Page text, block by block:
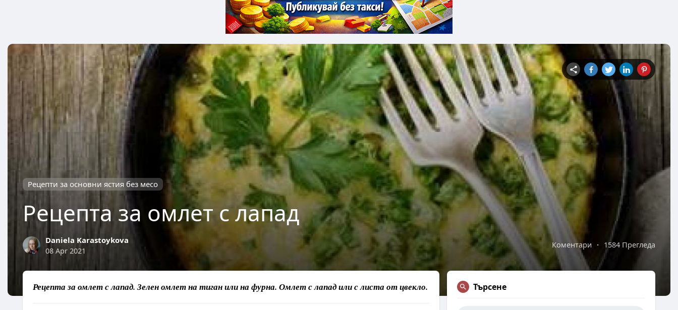
Рецепти за основни ястия без месо
Рецепта за омлет с лапад
Коментари · 1584 Прегледа
Daniela Karastoykova
08 Apr 2021
Рецепта за омлет с лапад. Зелен омлет на тиган или на фурна. Омлет с лапад или с листа от цвекло. Търсене